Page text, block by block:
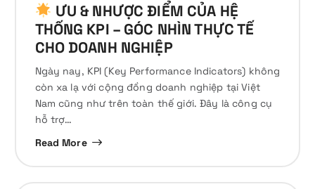
ƯU & NHƯỢC ĐIỂM CỦA HỆ
THỐNG KPI – GÓC NHÌN THỰC TẾ
CHO DOANH NGHIỆP
Ngày nay, KPI (Key Performance Indicators) không
còn xa lạ với cộng đồng doanh nghiệp tại Việt
Nam cũng như trên toàn thế giới. Đây là công cụ
hỗ trợ…
Read More